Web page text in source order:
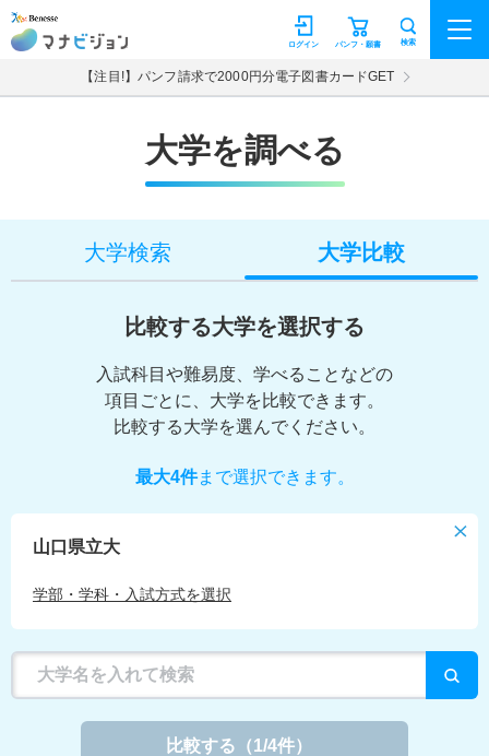
マナビジョン パンフ・願書
ログイン 検索
【注目!】パンフ請求で2000円分電子図書カードGET
大学を調べる
大学検索 大学比較
比較する大学を選択する
入試科目や難易度、学べることなどの
項目ごとに、大学を比較できます。
比較する大学を選んでください。
最大4件まで選択できます。
山口県立大
学部・学科・入試方式を選択
比較する （1/4件）